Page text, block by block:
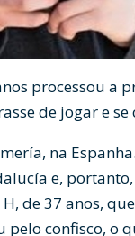
processou a
de jogar e se
na
e,
de 37 anos,
confisco, o